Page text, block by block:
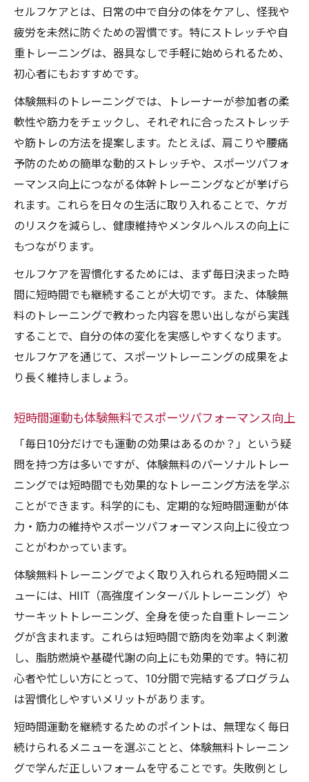
セルフケアとは、日常の中で自分の体をケアし、怪我や
疲労を未然に防ぐための習慣です。特にストレッチや自
重トレーニングは、器具なしで手軽に始められるため、
初心者にもおすすめです。
体験無料のトレーニングでは、トレーナーが参加者の柔
軟性や筋力をチェックし、それぞれに合ったストレッチ
や筋トレの方法を提案します。たとえば、肩こりや腰痛
予防のための簡単な動的ストレッチや、スポーツパフォ
ーマンス向上につながる体幹トレーニングなどが挙げら
れます。これらを日々の生活に取り入れることで、ケガ
のリスクを減らし、健康維持やメンタルヘルスの向上に
もつながります。
セルフケアを習慣化するためには、まず毎日決まった時
間に短時間でも継続することが大切です。また、体験無
料のトレーニングで教わった内容を思い出しながら実践
することで、自分の体の変化を実感しやすくなります。
セルフケアを通じて、スポーツトレーニングの成果をよ
り長く維持しましょう。
短時間運動も体験無料でスポーツパフォーマンス向上
「毎日10分だけでも運動の効果はあるのか？」という疑
問を持つ方は多いですが、体験無料のパーソナルトレー
ニングでは短時間でも効果的なトレーニング方法を学ぶ
ことができます。科学的にも、定期的な短時間運動が体
力・筋力の維持やスポーツパフォーマンス向上に役立つ
ことがわかっています。
体験無料トレーニングでよく取り入れられる短時間メニ
ューには、HIIT（高強度インターバルトレーニング）や
サーキットトレーニング、全身を使った自重トレーニン
グが含まれます。これらは短時間で筋肉を効率よく刺激
し、脂肪燃焼や基礎代謝の向上にも効果的です。特に初
心者や忙しい方にとって、10分間で完結するプログラム
は習慣化しやすいメリットがあります。
短時間運動を継続するためのポイントは、無理なく毎日
続けられるメニューを選ぶことと、体験無料トレーニン
グで学んだ正しいフォームを守ることです。失敗例とし